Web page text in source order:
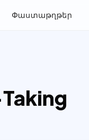
Փաստաթղթեր